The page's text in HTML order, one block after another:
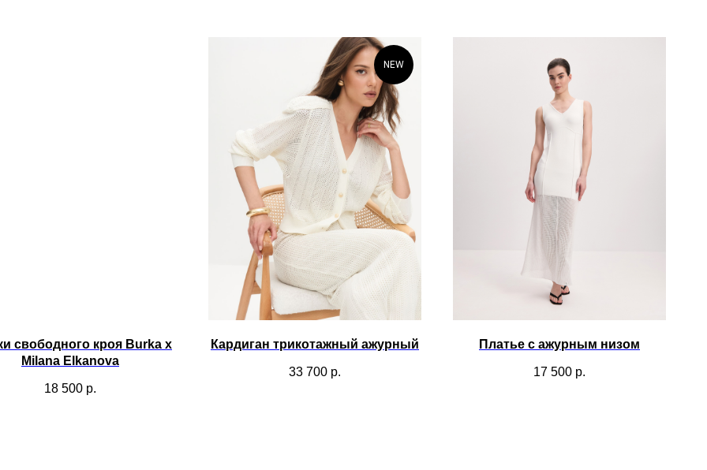
свободного кроя Burka x
Milana Elkanova
18 500 р.
NEW
Кардиган трикотажный ажурный
33 700 р.
Платье с ажурным низом
17 500 р.